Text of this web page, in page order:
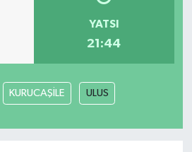
YATSI
21:44
KURUCAŞİLE ULUS